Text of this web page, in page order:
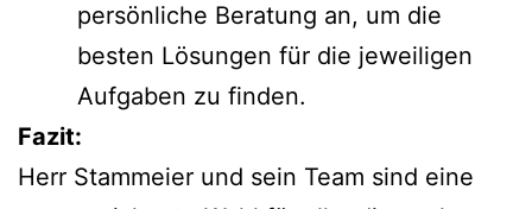
persönliche Beratung an, um die
besten Lösungen für die jeweiligen
Aufgaben zu finden.
Fazit:
Herr Stammeier und sein Team sind eine